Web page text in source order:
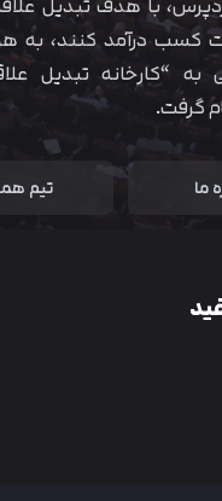
کسب درآمد کنند، به
به “کارخانه تبدیل
گرفت.
ما تیم